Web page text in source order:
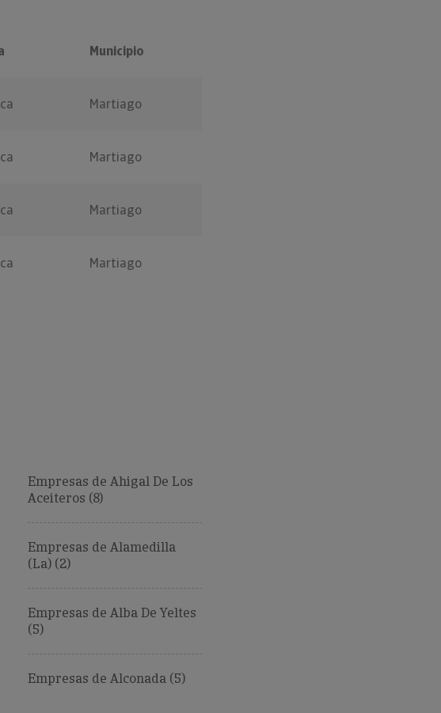
Municipio
Martiago
Martiago
Martiago
Martiago
Empresas de Ahigal De Los
Aceiteros (8)
Empresas de Alamedilla
(La) (2)
Empresas de Alba De Yeltes
(5)
Empresas de Alconada (5)